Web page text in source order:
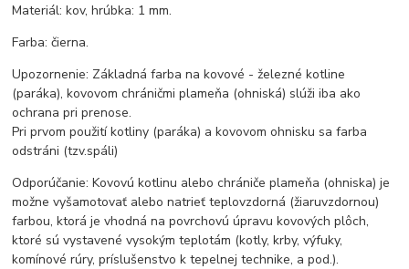
Materiál: kov, hrúbka: 1 mm.
Farba: čierna.
Upozornenie: Základná farba na kovové - železné kotline
(paráka), kovovom chráničmi plameňa (ohniská) slúži iba ako
ochrana pri prenose.
Pri prvom použití kotliny (paráka) a kovovom ohnisku sa farba
odstráni (tzv.spáli)
Odporúčanie: Kovovú kotlinu alebo chrániče plameňa (ohniska) je
možne vyšamotovať alebo natrieť teplovzdorná (žiaruvzdornou)
farbou, ktorá je vhodná na povrchovú úpravu kovových plôch,
ktoré sú vystavené vysokým teplotám (kotly, krby, výfuky,
komínové rúry, príslušenstvo k tepelnej technike, a pod.).